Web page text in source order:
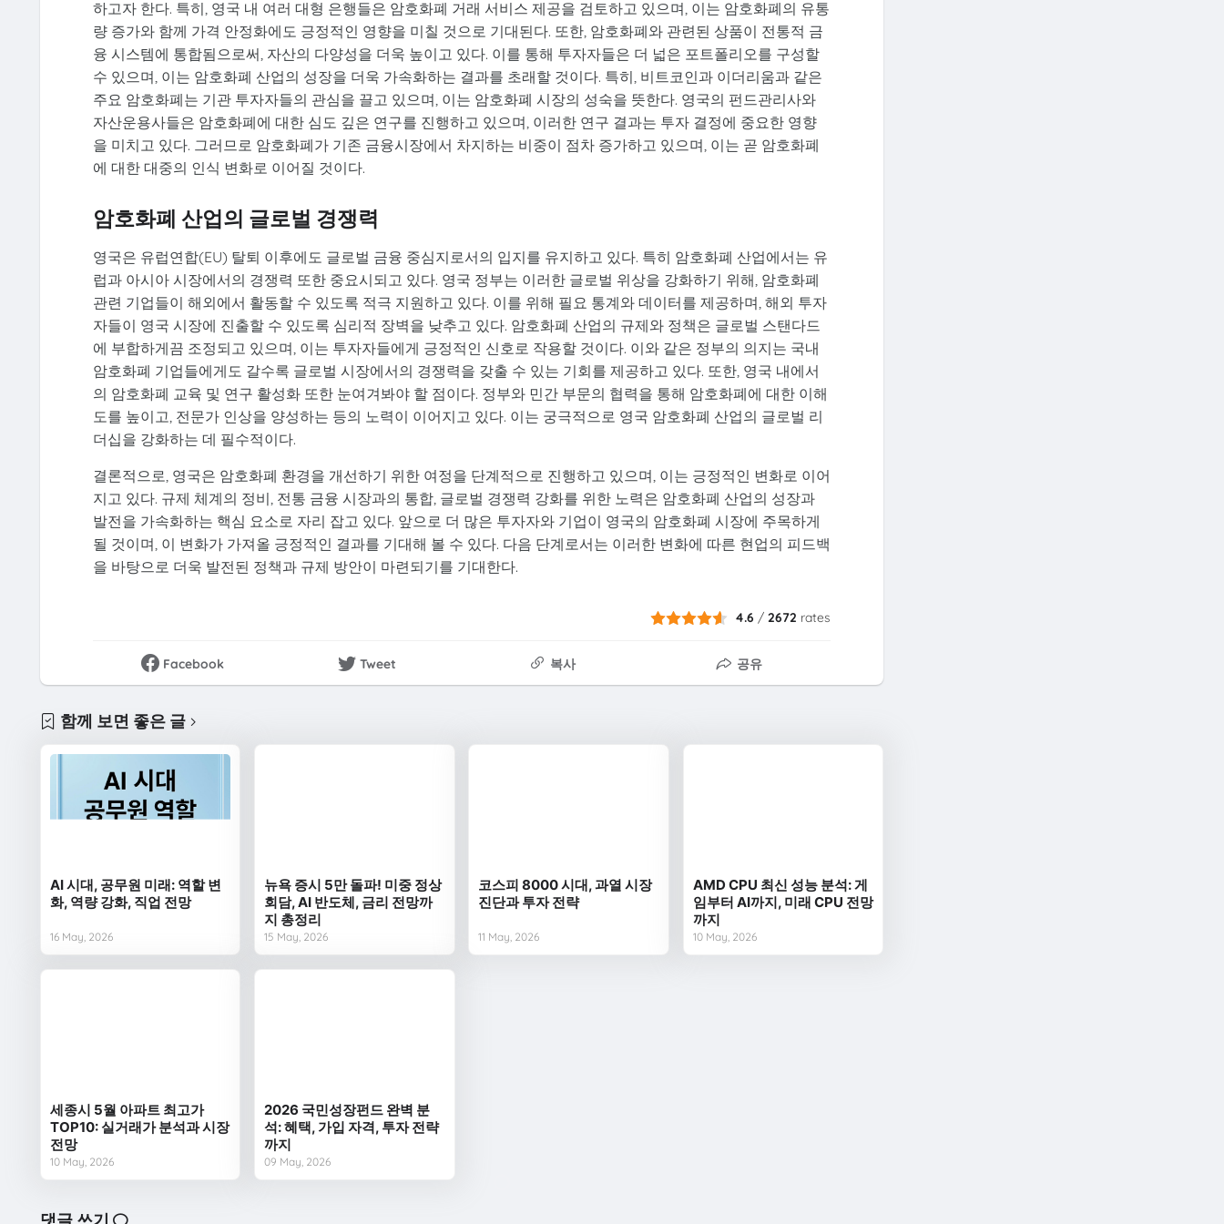
하고자 한다. 특히, 영국 내 여러 대형 은행들은 암호화폐 거래 서비스 제공을 검토하고 있으며, 이는 암호화폐의 유통
량 증가와 함께 가격 안정화에도 긍정적인 영향을 미칠 것으로 기대된다. 또한, 암호화폐와 관련된 상품이 전통적 금
융 시스템에 통합됨으로써, 자산의 다양성을 더욱 높이고 있다. 이를 통해 투자자들은 더 넓은 포트폴리오를 구성할
수 있으며, 이는 암호화폐 산업의 성장을 더욱 가속화하는 결과를 초래할 것이다. 특히, 비트코인과 이더리움과 같은
주요 암호화폐는 기관 투자자들의 관심을 끌고 있으며, 이는 암호화폐 시장의 성숙을 뜻한다. 영국의 펀드관리사와
자산운용사들은 암호화폐에 대한 심도 깊은 연구를 진행하고 있으며, 이러한 연구 결과는 투자 결정에 중요한 영향
을 미치고 있다. 그러므로 암호화폐가 기존 금융시장에서 차지하는 비중이 점차 증가하고 있으며, 이는 곧 암호화폐
에 대한 대중의 인식 변화로 이어질 것이다.
암호화폐 산업의 글로벌 경쟁력
영국은 유럽연합(EU) 탈퇴 이후에도 글로벌 금융 중심지로서의 입지를 유지하고 있다. 특히 암호화폐 산업에서는 유
럽과 아시아 시장에서의 경쟁력 또한 중요시되고 있다. 영국 정부는 이러한 글로벌 위상을 강화하기 위해, 암호화폐
관련 기업들이 해외에서 활동할 수 있도록 적극 지원하고 있다. 이를 위해 필요 통계와 데이터를 제공하며, 해외 투자
자들이 영국 시장에 진출할 수 있도록 심리적 장벽을 낮추고 있다. 암호화폐 산업의 규제와 정책은 글로벌 스탠다드
에 부합하게끔 조정되고 있으며, 이는 투자자들에게 긍정적인 신호로 작용할 것이다. 이와 같은 정부의 의지는 국내
암호화폐 기업들에게도 갈수록 글로벌 시장에서의 경쟁력을 갖출 수 있는 기회를 제공하고 있다. 또한, 영국 내에서
의 암호화폐 교육 및 연구 활성화 또한 눈여겨봐야 할 점이다. 정부와 민간 부문의 협력을 통해 암호화폐에 대한 이해
도를 높이고, 전문가 인상을 양성하는 등의 노력이 이어지고 있다. 이는 궁극적으로 영국 암호화폐 산업의 글로벌 리
더십을 강화하는 데 필수적이다.
결론적으로, 영국은 암호화폐 환경을 개선하기 위한 여정을 단계적으로 진행하고 있으며, 이는 긍정적인 변화로 이어
지고 있다. 규제 체계의 정비, 전통 금융 시장과의 통합, 글로벌 경쟁력 강화를 위한 노력은 암호화폐 산업의 성장과
발전을 가속화하는 핵심 요소로 자리 잡고 있다. 앞으로 더 많은 투자자와 기업이 영국의 암호화폐 시장에 주목하게
될 것이며, 이 변화가 가져올 긍정적인 결과를 기대해 볼 수 있다. 다음 단계로서는 이러한 변화에 따른 현업의 피드백
을 바탕으로 더욱 발전된 정책과 규제 방안이 마련되기를 기대한다.
4.6 /2672 rates
Facebook Tweet 복사 공유
함께 보면 좋은 글
AI 시대, 공무원 미래: 역할 변
화, 역량 강화, 직업 전망
16 May, 2026
뉴욕 증시 5만 돌파! 미중 정상
회담, AI 반도체, 금리 전망까
지 총정리
15 May, 2026
코스피 8000 시대, 과열 시장
진단과 투자 전략
11 May, 2026
AMD CPU 최신 성능 분석: 게
임부터 AI까지, 미래 CPU 전망
까지
10 May, 2026
세종시 5월 아파트 최고가
TOP10: 실거래가 분석과 시장
전망
10 May, 2026
2026 국민성장펀드 완벽 분
석: 혜택, 가입 자격, 투자 전략
까지
09 May, 2026
댓글 쓰기